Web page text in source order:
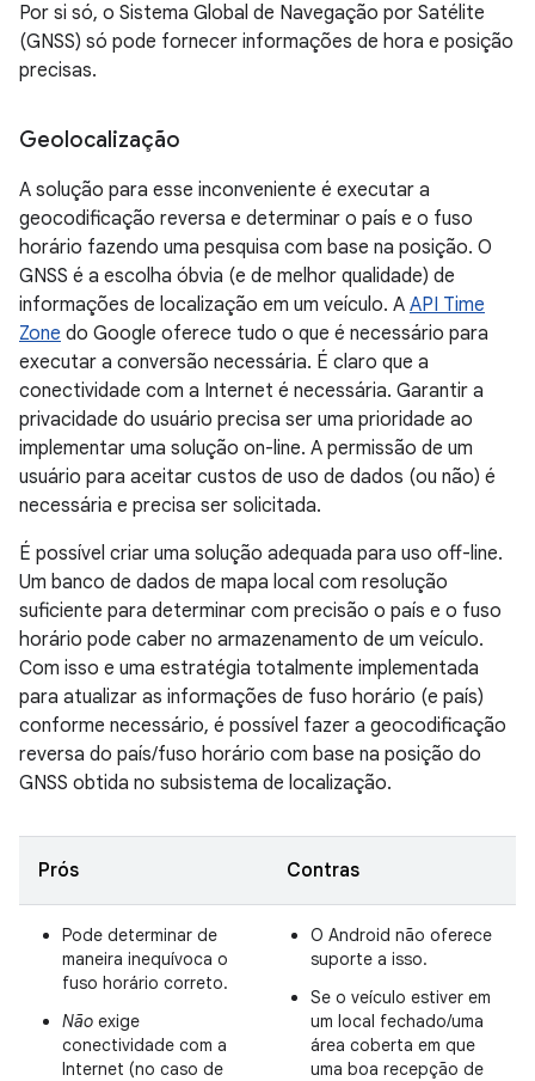
Por si só, o Sistema Global de Navegação por Satélite
(GNSS) só pode fornecer informações de hora e posição
precisas.
Geolocalização
A solução para esse inconveniente é executar a
geocodificação reversa e determinar o país e o fuso
horário fazendo uma pesquisa com base na posição. O
GNSS é a escolha óbvia (e de melhor qualidade) de
informações de localização em um veículo. A API Time
Zone do Google oferece tudo o que é necessário para
executar a conversão necessária. É claro que a
conectividade com a Internet é necessária. Garantir a
privacidade do usuário precisa ser uma prioridade ao
implementar uma solução on-line. A permissão de um
usuário para aceitar custos de uso de dados (ou não) é
necessária e precisa ser solicitada.
É possível criar uma solução adequada para uso off-line.
Um banco de dados de mapa local com resolução
suficiente para determinar com precisão o país e o fuso
horário pode caber no armazenamento de um veículo.
Com isso e uma estratégia totalmente implementada
para atualizar as informações de fuso horário (e país)
conforme necessário, é possível fazer a geocodificação
reversa do país/fuso horário com base na posição do
GNSS obtida no subsistema de localização.
Prós Contras
Pode determinar de
maneira inequívoca o
fuso horário correto.
Não exige
conectividade com a
Internet (no caso de
O Android não oferece
suporte a isso.
Se o veículo estiver em
um local fechado/uma
área coberta em que
uma boa recepção de